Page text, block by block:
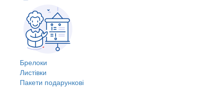
Брелоки
Листівки
Пакети подарункові